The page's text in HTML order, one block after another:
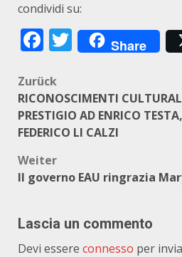
condividi su:
Facebook
Twitter
Share
Zurück
RICONOSCIMENTI
PRESTIGIO AD ENRICO
FEDERICO LI CALZI
Weiter
Il governo EAU ringrazia
Lascia un commento
Devi essere connesso per